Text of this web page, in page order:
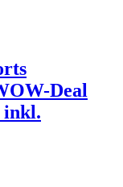
Deal
inkl.